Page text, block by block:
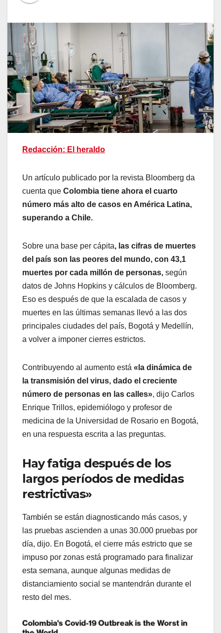
Redacción: El heraldo
Un artículo publicado por la revista Bloomberg da
cuenta que Colombia tiene ahora el cuarto
número más alto de casos en América Latina,
superando a Chile.
Sobre una base per cápita, las cifras de muertes
del país son las peores del mundo, con 43,1
muertes por cada millón de personas, según
datos de Johns Hopkins y cálculos de Bloomberg.
Eso es después de que la escalada de casos y
muertes en las últimas semanas llevó a las dos
principales ciudades del país, Bogotá y Medellín,
a volver a imponer cierres estrictos.
Contribuyendo al aumento está «la dinámica de
la transmisión del virus, dado el creciente
número de personas en las calles», dijo Carlos
Enrique Trillos, epidemiólogo y profesor de
medicina de la Universidad de Rosario en Bogotá,
en una respuesta escrita a las preguntas.
Hay fatiga después de los
largos períodos de medidas
restrictivas»
También se están diagnosticando más casos, y
las pruebas ascienden a unas 30.000 pruebas por
día, dijo. En Bogotá, el cierre más estricto que se
impuso por zonas está programado para finalizar
esta semana, aunque algunas medidas de
distanciamiento social se mantendrán durante el
resto del mes.